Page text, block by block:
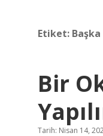
Etiket:
Bir
Tarih: Nisan 14,